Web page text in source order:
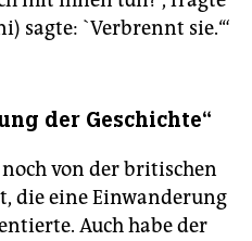
sagte: `Verbrennt sie.‘“
der Geschichte“
von der britischen
die eine Einwanderung
Auch habe der